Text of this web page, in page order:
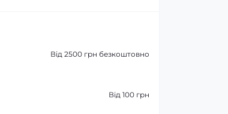
Від 2500 грн безкоштовно
Від 100 грн